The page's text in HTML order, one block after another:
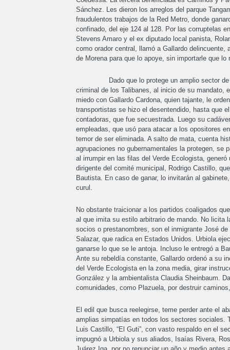
Sánchez. Les dieron los arreglos del parque
fraudulentos trabajos de la Red Metro, donde
confinado, del eje 124 al 128. Por las corruptelas
Stevens Amaro y el ex diputado local panista,
como orador central, llamó a Gallardo
de Morena para que lo apoye, sin importarle que
Dado que lo protege un amplio sector de
criminal de los Talibanes, al inicio de su mandato,
miedo con Gallardo Cardona, quien tajante, le
transportistas se hizo el desentendido, hasta que
contadoras, que fue secuestrada. Luego su
empleadas, que usó para atacar a los opositores
temor de ser eliminada. A salto de mata, cuenta
agrupaciones no gubernamentales la protegen, se
al irrumpir en las filas del Verde Ecologista,
dirigente del comité municipal, Rodrigo Castillo,
Bautista. En caso de ganar, lo invitarán al
curul.
No obstante traicionar a los partidos coaligados
al que imita su estilo arbitrario de mando. No licita
socios o prestanombres, son el inmigrante José
Salazar, que radica en Estados Unidos. Urbiola
ganarse lo que se le antoja. Incluso le entregó a
Ante su rebeldía constante, Gallardo ordenó a su
del Verde Ecologista en la zona media, girar
González y la ambientalista Claudia Sheinbaum.
comunidades, como Plazuela, por destruir
El edil que busca reelegirse, teme perder ante el
amplias simpatías en todos los sectores sociales.
Luis Castillo, “El Guti”, con vasto respaldo en el
impugnó a Urbiola y sus aliados, Isaías Rivera,